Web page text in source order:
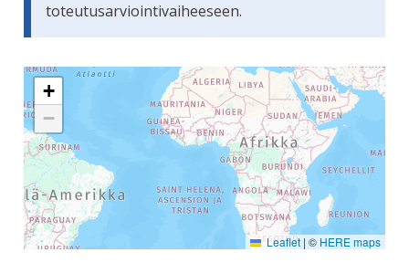
toteutusarviointivaiheeseen.
Seuraavassa elementissä on kartta, joka esittää
+
−
Leaflet | © HERE maps